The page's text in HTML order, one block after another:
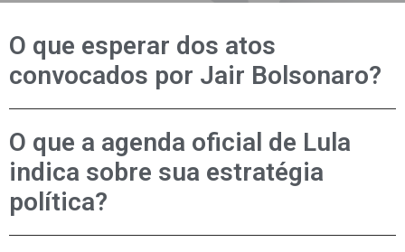
O que esperar dos atos
convocados por Jair Bolsonaro?
O que a agenda oficial de Lula
indica sobre sua estratégia
política?